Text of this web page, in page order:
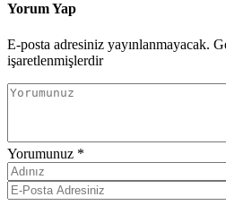
Yorum Yap
E-posta adresiniz yayınlanmayacak.
işaretlenmişlerdir
Yorumunuz *